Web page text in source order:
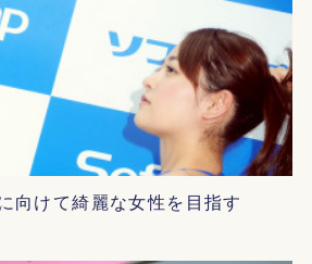
向けて綺麗な女性を目指す